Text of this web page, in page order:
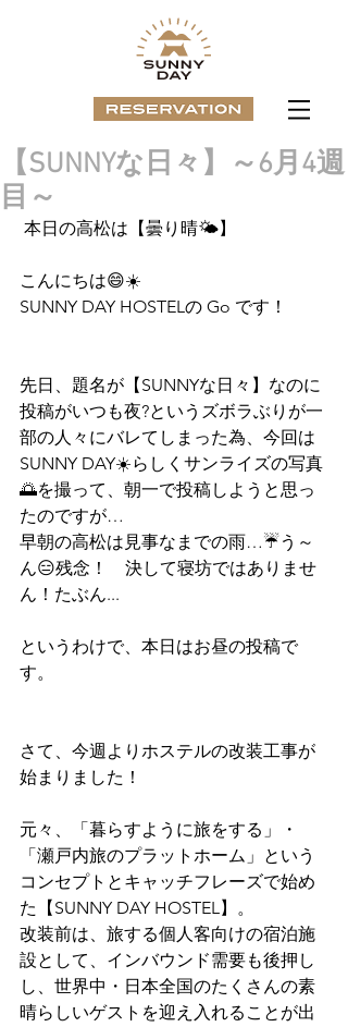
【SUNNYな日々】～6月4週
目～
本日の高松は【曇り晴🌤️】
こんにちは😄☀️
SUNNY DAY HOSTELの Go です！
先日、題名が【SUNNYな日々】なのに
投稿がいつも夜?というズボラぶりが一
部の人々にバレてしまった為、今回は
SUNNY DAY☀️らしくサンライズの写真
🌅を撮って、朝一で投稿しようと思っ
たのですが…
早朝の高松は見事なまでの雨…☔️う～
ん😑残念！　決して寝坊ではありませ
ん！たぶん...
というわけで、本日はお昼の投稿で
す。
さて、今週よりホステルの改装工事が
始まりました！
元々、「暮らすように旅をする」・
「瀬戸内旅のプラットホーム」という
コンセプトとキャッチフレーズで始め
た【SUNNY DAY HOSTEL】。
改装前は、旅する個人客向けの宿泊施
設として、インバウンド需要も後押し
し、世界中・日本全国のたくさんの素
晴らしいゲストを迎え入れることが出